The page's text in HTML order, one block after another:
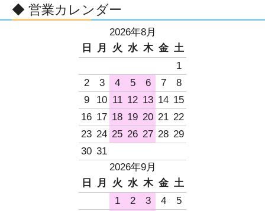
◆ 営業カレンダー
2026年8月
日
月 火 水 木 金 土
1
2
3 4 5 6 7
8
9
10 11 12 13 14 15
16 17 18 19 20 21 22
23 24 25 26 27 28 29
30 31
2026年9月
日
月 火 水 木 金 土
1
2 3 4
5